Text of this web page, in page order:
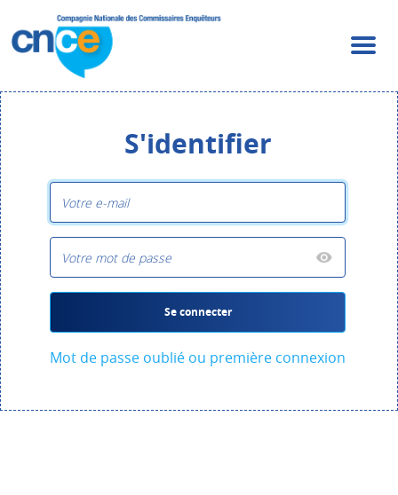
S'identifier
Se connecter
Mot de passe oublié ou première connexion